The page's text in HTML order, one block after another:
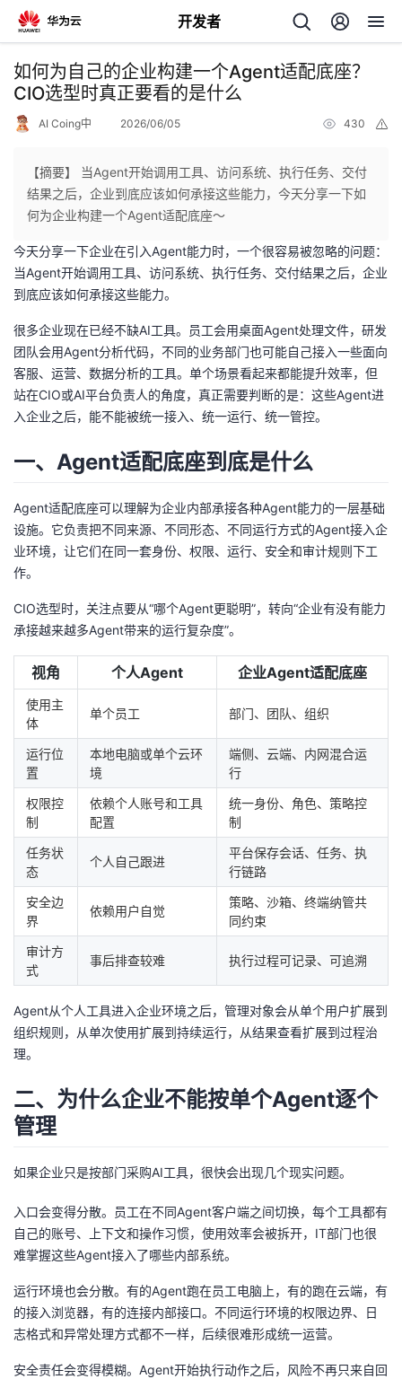
开发者
返
回
个
人
主
页
我
的
开
发
客
论
的
子
我
直
播
的
活
动
我
的
关
注
我
的
开
发
者
学
课
程
的
认
证
我
的
实
验
我
的
收
我
的
Programs
我
的
支
持
的
术
支
持
我
云
声
建
议
如何为自己的企业构建一个Agent适配底座？
CIO选型时真正要看的是什么
AI Coing中 2026/06/05 430
【摘要】 当Agent开始调用工具、访问系统、执行任务、交付
结果之后，企业到底应该如何承接这些能力，今天分享一下如
何为企业构建一个Agent适配底座～
今天分享一下企业在引入Agent能力时，一个很容易被忽略的问题：
当Agent开始调用工具、访问系统、执行任务、交付结果之后，企业
到底应该如何承接这些能力。
很多企业现在已经不缺AI工具。员工会用桌面Agent处理文件，研发
团队会用Agent分析代码，不同的业务部门也可能自己接入一些面向
客服、运营、数据分析的工具。单个场景看起来都能提升效率，但
站在CIO或AI平台负责人的角度，真正需要判断的是：这些Agent进
入企业之后，能不能被统一接入、统一运行、统一管控。
一、Agent适配底座到底是什么
Agent适配底座可以理解为企业内部承接各种Agent能力的一层基础
设施。它负责把不同来源、不同形态、不同运行方式的Agent接入企
业环境，让它们在同一套身份、权限、运行、安全和审计规则下工
作。
CIO选型时，关注点要从“哪个Agent更聪明”，转向“企业有没有能力
承接越来越多Agent带来的运行复杂度”。
视角 个人Agent 企业Agent适配底座
使用主
体
单个员工 部门、团队、组织
运行位
置
本地电脑或单个云环
境
端侧、云端、内网混合运
行
权限控
制
依赖个人账号和工具
配置
统一身份、角色、策略控
制
任务状
态
个人自己跟进
平台保存会话、任务、执
行链路
安全边
界
依赖用户自觉
策略、沙箱、终端纳管共
同约束
审计方
式
事后排查较难 执行过程可记录、可追溯
Agent从个人工具进入企业环境之后，管理对象会从单个用户扩展到
组织规则，从单次使用扩展到持续运行，从结果查看扩展到过程治
理。
二、为什么企业不能按单个Agent逐个
管理
如果企业只是按部门采购AI工具，很快会出现几个现实问题。
入口会变得分散。员工在不同Agent客户端之间切换，每个工具都有
自己的账号、上下文和操作习惯，使用效率会被拆开，IT部门也很
难掌握这些Agent接入了哪些内部系统。
运行环境也会分散。有的Agent跑在员工电脑上，有的跑在云端，有
的接入浏览器，有的连接内部接口。不同运行环境的权限边界、日
志格式和异常处理方式都不一样，后续很难形成统一运营。
安全责任会变得模糊。Agent开始执行动作之后，风险不再只来自回